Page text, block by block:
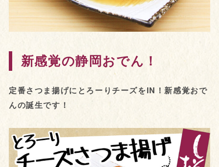
新感覚の静岡おでん！
定番さつま揚げにとろーりチーズをIN！新感覚おで
んの誕生です！